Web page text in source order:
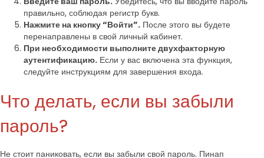
правильно, соблюдая регистр букв.
Нажмите на кнопку “Войти”. После этого вы будете
перенаправлены в свой личный кабинет.
При необходимости выполните двухфакторную
аутентификацию. Если у вас включена эта функция,
следуйте инструкциям для завершения входа.
Что делать, если вы забыли
пароль?
Не стоит паниковать, если вы забыли свой пароль. Пинап